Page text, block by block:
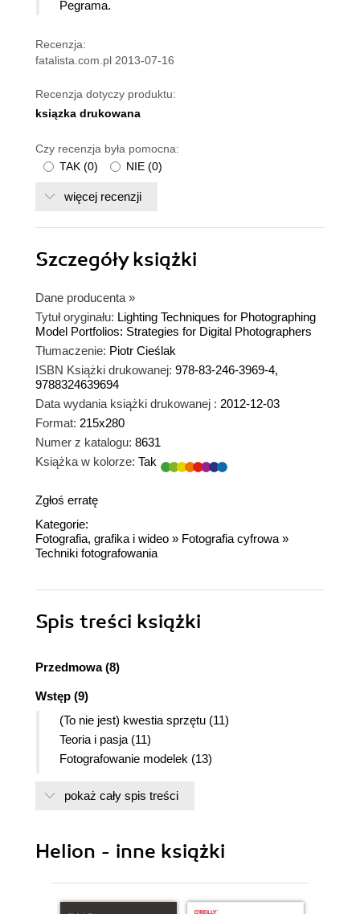
Pegrama.
Recenzja:
fatalista.com.pl 2013-07-16
Recenzja dotyczy produktu:
ksiązka drukowana
Czy recenzja była pomocna:
TAK (0) NIE (0)
więcej recenzji
Szczegółyksiążki
Dane producenta »
Tytuł oryginału: Lighting Techniques for Photographing
Model Portfolios: Strategies for Digital Photographers
Tłumaczenie: Piotr Cieślak
ISBN Książki drukowanej: 978-83-246-3969-4,
9788324639694
Data wydania książki drukowanej : 2012-12-03
Format: 215x280
Numer z katalogu: 8631
Książka w kolorze: Tak
Zgłoś erratę
Kategorie:
Fotografia, grafika i wideo » Fotografia cyfrowa»
Techniki fotografowania
Spis treści książki
Przedmowa (8)
Wstęp (9)
(To nie jest) kwestia sprzętu (11)
Teoria i pasja (11)
Fotografowanie modelek (13)
Kreatywność (13)
Pozytywny wpływ na życie (14)
pokaż cały spis treści
Helion - inne książki